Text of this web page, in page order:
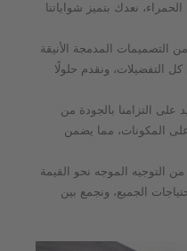
نعدك بتميز شواياتنا
من التصميمات المدمجة الأنيقة
التفضيلات، ونقدم حلولًا
على التزامنا بالجودة من
المكونات، مما يضمن
من التوجيه الموجه نحو القيمة
الجميع، ونجمع بين